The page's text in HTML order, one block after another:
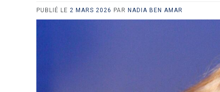
PUBLIÉ LE 2 MARS 2026 PAR NADIA BEN AMAR